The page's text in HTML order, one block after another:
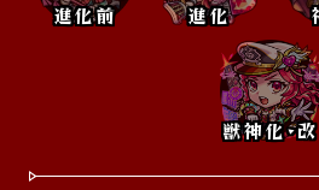
進化前 進化
獣神化･改